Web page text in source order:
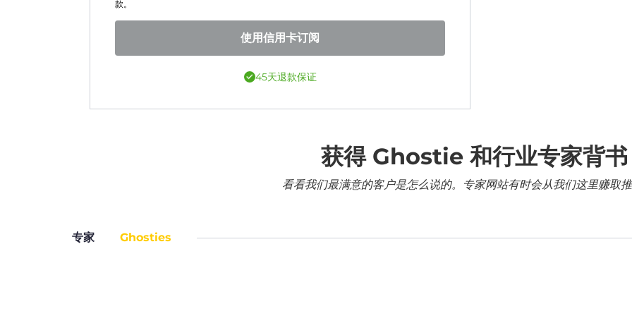
款。
使用信用卡订阅
45天退款保证
获得 Ghostie 和行业专家背书
看看我们最满意的客户是怎么说的。专家网站有时会从我们这里赚取推
专家 Ghosties